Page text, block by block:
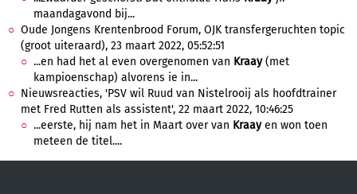
maandagavond bij...
Oude Jongens Krentenbrood Forum, OJK transfergeruchten topic
(groot uiteraard), 23 maart 2022, 05:52:51
...en had het al even overgenomen van Kraay(met
kampioenschap) alvorens ie in...
Nieuwsreacties, 'PSV wil Ruud van Nistelrooij als hoofdtrainer
met Fred Rutten als assistent', 22 maart 2022, 10:46:25
...eerste, hij nam het in Maart over van Kraayen won toen
meteen de titel....